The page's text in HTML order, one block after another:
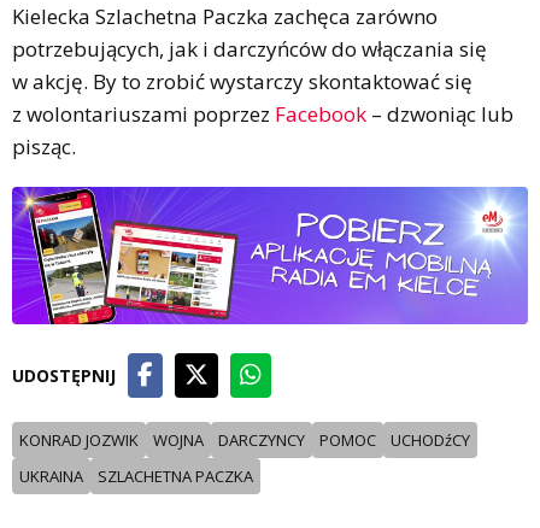
Kielecka Szlachetna Paczka zachęca zarówno
potrzebujących, jak i darczyńców do włączania się
w akcję. By to zrobić wystarczy skontaktować się
z wolontariuszami poprzez Facebook – dzwoniąc lub
pisząc.
UDOSTĘPNIJ
KONRAD JOZWIK WOJNA DARCZYNCY POMOC
UCHODźCY
UKRAINA
SZLACHETNA PACZKA